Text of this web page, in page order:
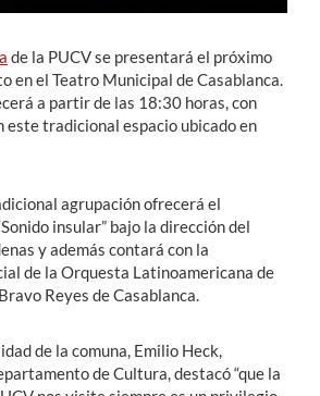
de la PUCV se presentará el próximo
en el Teatro Municipal de Casablanca.
a partir de las 18:30 horas, con
este tradicional espacio ubicado en
agrupación ofrecerá el
insular” bajo la dirección del
y además contará con la
de la Orquesta Latinoamericana de
Reyes de Casablanca.
de la comuna, Emilio Heck,
de Cultura, destacó “que la